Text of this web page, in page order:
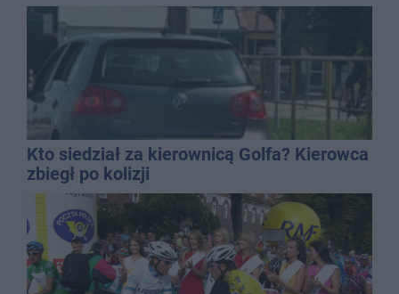
Kto siedział za kierownicą Golfa? Kierowca
zbiegł po kolizji